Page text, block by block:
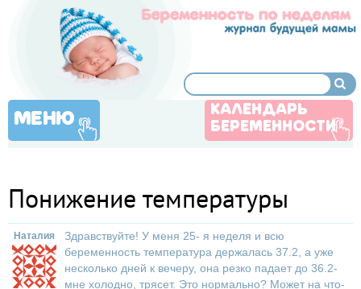
МЕНЮ
КАЛЕНДАРЬ
БЕРЕМЕННОСТИ
Понижение температуры
Наталия
Здравствуйте! У меня 25- я неделя и всю
беременность температура держалась 37.2, а уже
несколько дней к вечеру, она резко падает до 36.2-
мне холодно, трясет. Это нормально? Может на что-